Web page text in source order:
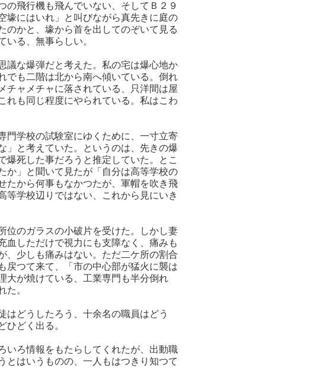
の飛行機も飛んでいない、そしてＢ２９
壕にはいれ」と叫びながら真先きに庭の
のかと、壕から首を出してのぞいて見る
る、無事らしい。
議な爆弾だと考えた。私の宅は爆心地か
でも二階は北から南へ傾いている。倒れ
チャメチャに落されている、只洋間は屋
れも同じ程度にやられている。私はこわ
門学校の試験室にゆくために、一寸立寄
」と考えていた。というのは、先きの爆
死した事だろうと推定していた。とこ
か」と聞いて見たが「自分は高等学校の
たから何事もなかつたが、軍帽を吹き飛
等学校辺りではない、これから見にいき
位のガラスの小破片を受けた。しかし妻
血しただけで視力にも支障なく、痛みも
、少しも痛みはない。ただ二ケ所の割合
戻つて来て、「市の中心部が猛火に襲は
大が焼けている、工業専門も半分倒れ
た。
はどうしたろう、十余名の職員はどう
ひどく出る。
いろ情報をもたらしてくれたが、出動職
とはいうものの、一人もはつきり知つて